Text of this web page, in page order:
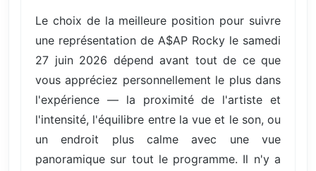
Le choix de la meilleure position pour suivre
une représentation de A$AP Rocky le samedi
27 juin 2026 dépend avant tout de ce que
vous appréciez personnellement le plus dans
l'expérience — la proximité de l'artiste et
l'intensité, l'équilibre entre la vue et le son, ou
un endroit plus calme avec une vue
panoramique sur tout le programme. Il n'y a